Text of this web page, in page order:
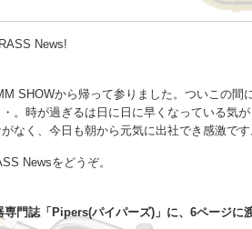
News!
SHOWから帰って参りました。ついこの間
。時が過ぎるは日に日に早くなっている気
なく、今日も朝から元気に出社でき感激で
Newsをどうぞ。
門誌「Pipers(パイパーズ)」に、6ページに